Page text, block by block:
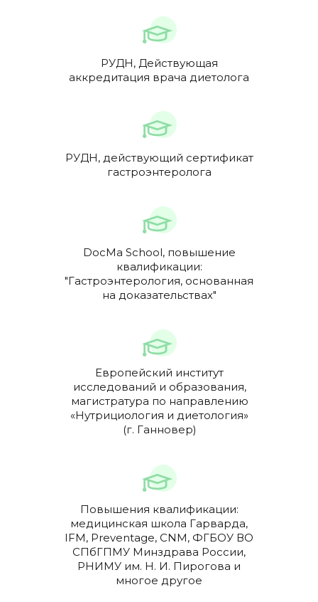
РУДН, Действующая
аккредитация врача диетолога
Повышения квалификации:
медицинская школа Гарварда,
IFM, Preventage, CNM, ФГБОУ ВО
СПбГПМУ Минздрава России,
РНИМУ им. Н. И. Пирогова и
многое другое
РУДН, действующий сертификат
гастроэнтеролога
DocMa School, повышение
квалификации:
"Гастроэнтерология, основанная
на доказательствах"
Европейский институт
исследований и образования,
магистратура по направлению
«Нутрициология и диетология»
(г. Ганновер)